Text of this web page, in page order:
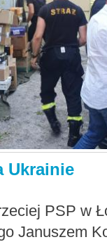
Ukrainie
PSP w
Januszem